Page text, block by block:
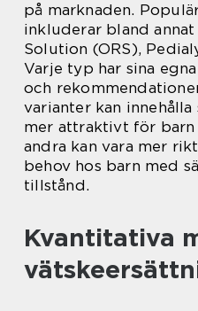
på marknaden.
inkluderar bland
Solution (ORS),
Varje typ har sina
och
varianter kan
mer attraktivt för barn
andra kan vara mer
behov hos barn med
tillstånd.
Kvantitativa